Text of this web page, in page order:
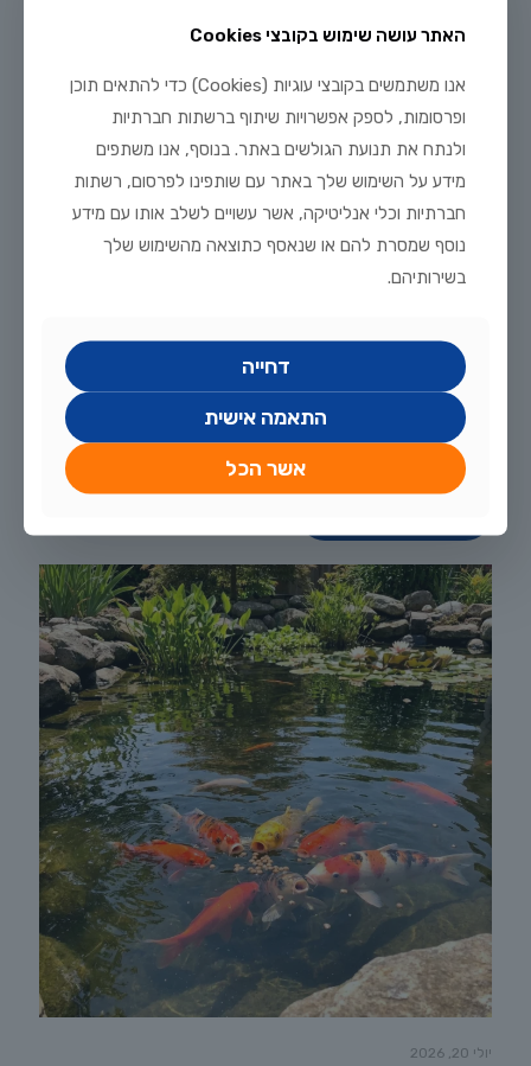
לקריאה נוספת
רביית ציקלידים אפריקניים בבית: מדריך טיפוח מלא
יולי 20, 2026
האתר עושה שימוש בקובצי Cookies
אנו משתמשים בקובצי עוגיות (Cookies) כדי להתאים תוכן
ופרסומות, לספק אפשרויות שיתוף ברשתות חברתיות
ולנתח את תנועת הגולשים באתר. בנוסף, אנו משתפים
מידע על השימוש שלך באתר עם שותפינו לפרסום, רשתות
חברתיות וכלי אנליטיקה, אשר עשויים לשלב אותו עם מידע
נוסף שמסרת להם או שנאסף כתוצאה מהשימוש שלך
בשירותיהם.
דחייה
התאמה אישית
אשר הכל